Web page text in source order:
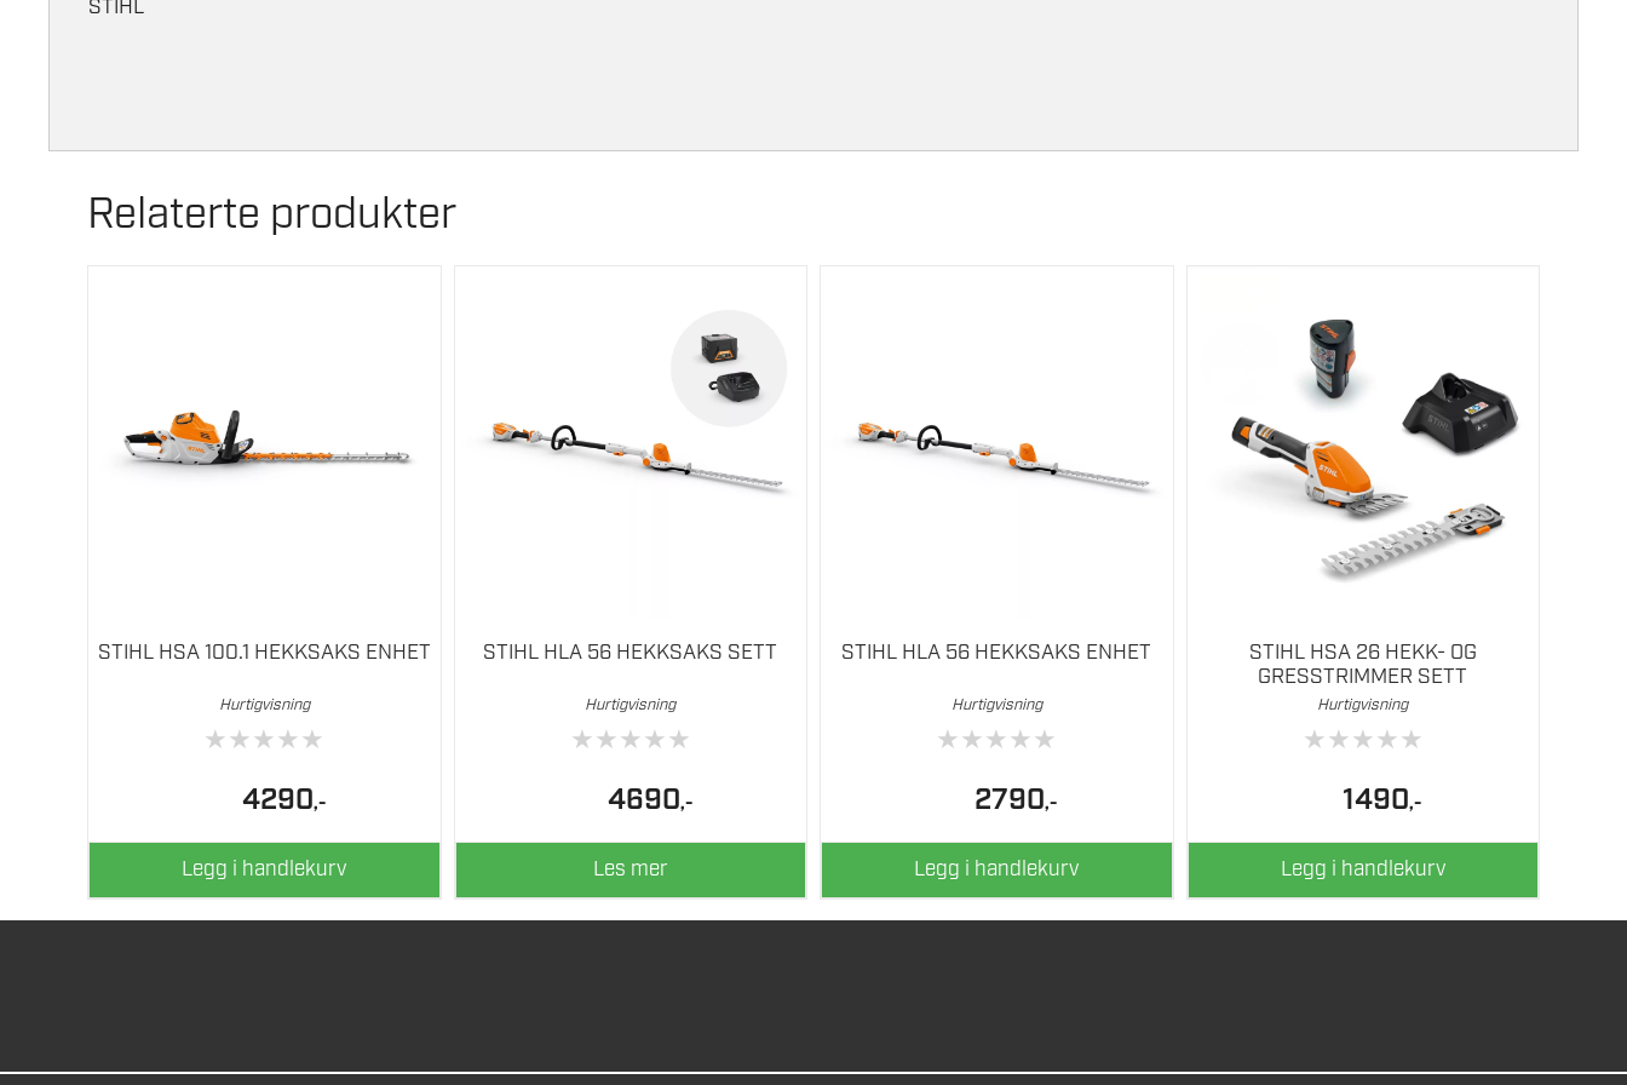
STIHL
Relaterte produkter
STIHL HSA 100.1 HEKKSAKS ENHET
Hurtigvisning
★★★★★
4290,-
Legg i handlekurv
STIHL HLA 56 HEKKSAKS SETT
Hurtigvisning
★★★★★
4690,-
Les mer
STIHL HLA 56 HEKKSAKS ENHET
Hurtigvisning
★★★★★
2790,-
Legg i handlekurv
STIHL HSA 26 HEKK- OG
GRESSTRIMMER SETT
Hurtigvisning
★★★★★
1490,-
Legg i handlekurv